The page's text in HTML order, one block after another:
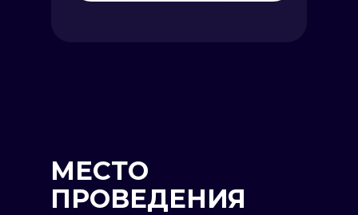
МЕСТО
ПРОВЕДЕНИЯ